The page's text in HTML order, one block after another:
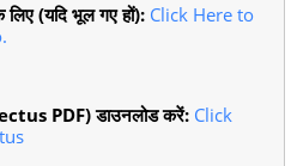
(यदि भूल गए हों): Click Here to
PDF) डाउनलोड करें: Click